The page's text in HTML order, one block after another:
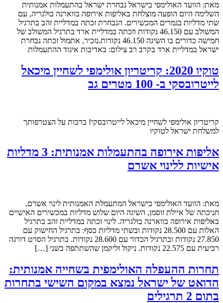
מאת: הוועד האולימפי בישראל נבחרת ישראל בהתעמלות אמנותית
השלימה היום הופעה מוצלחת באליפות אירופה בווארנה בולגריה, עם
שתי מדליות בגמרים המכשירים. הנבחרת זכתה במדליית זהב בתרגיל
המשולב עם 46.150 נקודות וזכתה במדליית ארד בתרגיל המשולב של
חמישה כדורים בו השיגה 46.150 נקודות.נזכיר, אתמול זכתה נבחרת
ישראל במדליית ארד בקרב רב צילום: באדיבות איגוד ההתעמלות
טוקיו 2020: קריטריון אולימפי לשחיין מיכאל
לייטרובסקי ב- 100 מטרים גב
קריטריון אולימפי לשחיין מיכאל לייטרובסקי! ברכות על הצטרפותך
למשלחת ישראל לטוקיו
אליפות אירופה בהתעמלות אמנותית: 3 מדליות
אישיות ללינוי אשרם
מאת: הוועד האולימפי בישראל המתעמלת האמנותית לינוי אשרם,
חניכתה של איילת זוסמן, השיגה היום שלוש מדליות במכשירים האישיים
באליפות אירופה בווארנה בולגריה. לינוי זכתה במדליית זהב בתרגיל
האלות עם 28.500 נקודות ובשתי מדליות כסף: בתרגיל החישוק עם
27.850 נקודות ובתרגיל הכדור עם 28.600 נקודות. בתרגיל הסרט דורגה
רביעית עם 22.575 נקודות. ניקול זליקמן שהשתתפה בשני […]
תחרות ההעפלה האולימפית בשחייה אמנותית:
הדואט של ישראל נמצא במקום השישי בתחרות
בתום 2 תרגילים